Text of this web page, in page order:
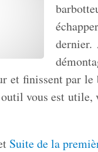
dernier.
et finissent par le
vous est utile,
Suite de la